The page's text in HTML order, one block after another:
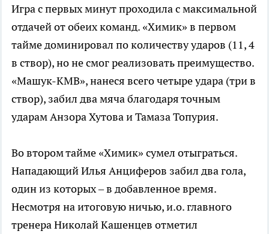
Игра с первых минут проходила с максимальной
отдачей от обеих команд. «Химик» в первом
тайме доминировал по количеству ударов (11, 4
в створ), но не смог реализовать преимущество.
«Машук-КМВ», нанеся всего четыре удара (три в
створ), забил два мяча благодаря точным
ударам Анзора Хутова и Тамаза Топурия.
Во втором тайме «Химик» сумел отыграться.
Нападающий Илья Анциферов забил два гола,
один из которых – в добавленное время.
Несмотря на итоговую ничью, и.о. главного
тренера Николай Кашенцев отметил